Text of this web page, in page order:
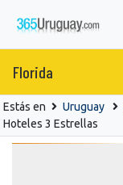
Florida
Estás en Uruguay
Hoteles 3 Estrellas